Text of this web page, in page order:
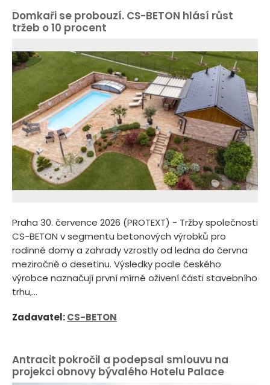
Domkaři se probouzí. CS-BETON hlásí růst
tržeb o 10 procent
Praha 30. července 2026 (PROTEXT) - Tržby společnosti
CS-BETON v segmentu betonových výrobků pro
rodinné domy a zahrady vzrostly od ledna do června
meziročně o desetinu. Výsledky podle českého
výrobce naznačují první mírné oživení části stavebního
trhu,...
Zadavatel:CS-BETON
Antracit pokročil a podepsal smlouvu na
projekci obnovy bývalého Hotelu Palace